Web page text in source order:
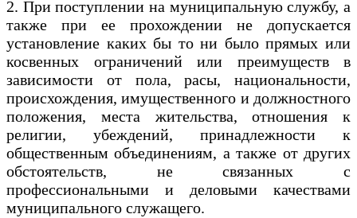
2. При поступлении на муниципальную службу, а
также при ее прохождении не допускается
установление каких бы то ни было прямых или
косвенных ограничений или преимуществ в
зависимости от пола, расы, национальности,
происхождения, имущественного и должностного
положения, места жительства, отношения к
религии, убеждений, принадлежности к
общественным объединениям, а также от других
обстоятельств, не связанных с
профессиональными и деловыми качествами
муниципального служащего.